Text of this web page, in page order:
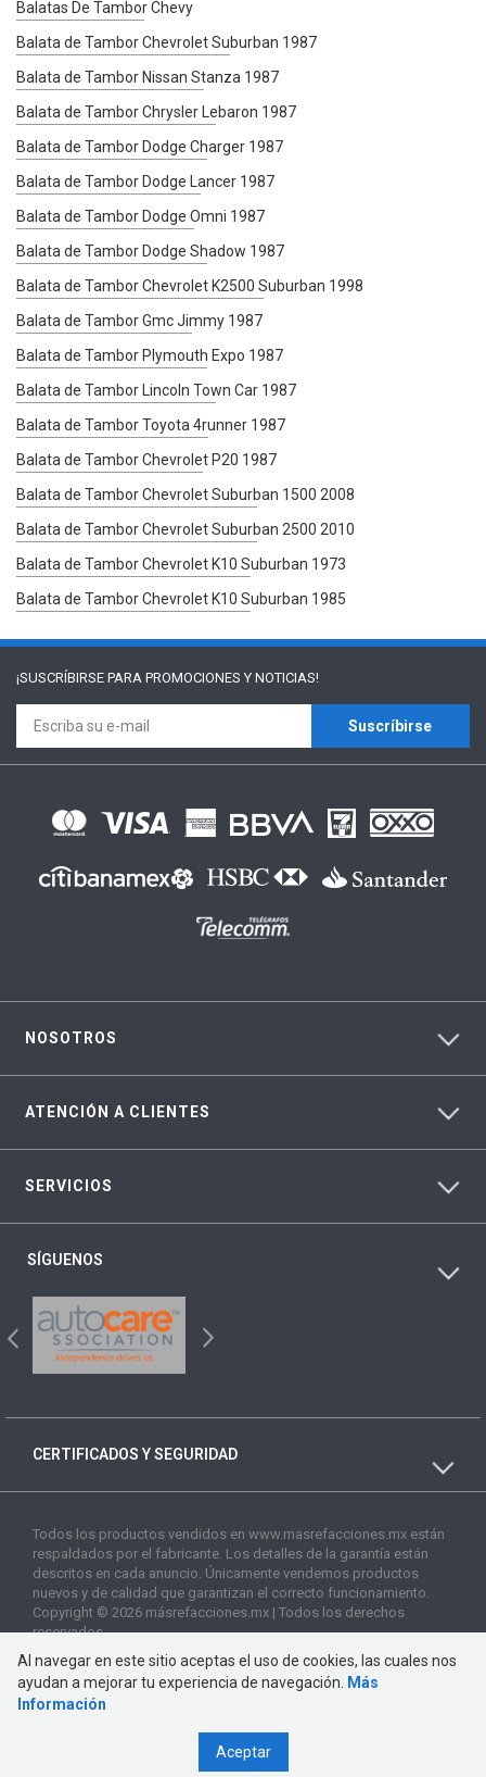
Balatas De Tambor Chevy
Balata de Tambor Chevrolet Suburban 1987
Balata de Tambor Nissan Stanza 1987
Balata de Tambor Chrysler Lebaron 1987
Balata de Tambor Dodge Charger 1987
Balata de Tambor Dodge Lancer 1987
Balata de Tambor Dodge Omni 1987
Balata de Tambor Dodge Shadow 1987
Balata de Tambor Chevrolet K2500 Suburban 1998
Balata de Tambor Gmc Jimmy 1987
Balata de Tambor Plymouth Expo 1987
Balata de Tambor Lincoln Town Car 1987
Balata de Tambor Toyota 4runner 1987
Balata de Tambor Chevrolet P20 1987
Balata de Tambor Chevrolet Suburban 1500 2008
Balata de Tambor Chevrolet Suburban 2500 2010
Balata de Tambor Chevrolet K10 Suburban 1973
Balata de Tambor Chevrolet K10 Suburban 1985
¡SUSCRÍBIRSE PARA PROMOCIONES Y NOTICIAS!
Suscríbirse
NOSOTROS
ATENCIÓN A CLIENTES
SERVICIOS
SÍGUENOS
CERTIFICADOS Y SEGURIDAD
Todos los productos vendidos en www.masrefacciones.mx están
respaldados por el fabricante. Los detalles de la garantía están
descritos en cada anuncio. Únicamente vendemos productos
nuevos y de calidad que garantizan el correcto funcionamiento.
Copyright © 2026 másrefacciones.mx | Todos los derechos
reservados
Al navegar en este sitio aceptas el uso de cookies, las cuales nos
ayudan a mejorar tu experiencia de navegación.
Más
Información
Aceptar